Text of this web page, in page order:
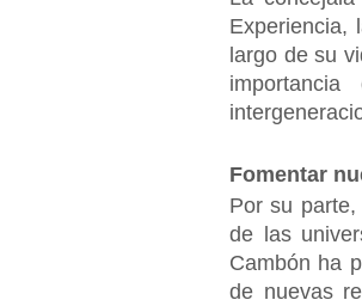
Experiencia,
largo de su
Fomentar
Por su
de las
Cambón ha
de nuevas